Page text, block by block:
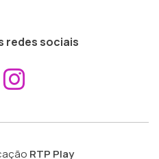
redes sociais
Aceder ao
RTP Play